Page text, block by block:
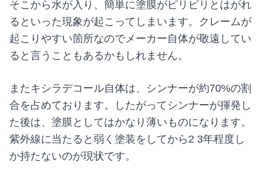
そこから水が入り、簡単に塗膜がピリピリとはがれ
るといった現象が起こってしまいます。クレームが
起こりやすい箇所なのでメーカー自体が敬遠してい
ると言うこともあるかもしれません。
またキシラデコール自体は、シンナーが約70%の割
合を占めております。したがってシンナーが揮発し
た後は、塗膜としてはかなり薄いものになります。
紫外線に当たると弱く塗装をしてから2 3年程度し
か持たないのが現状です。